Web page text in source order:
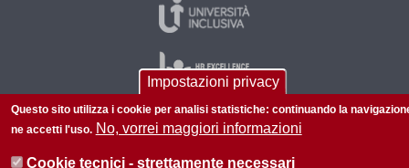
Impostazioni privacy
Questo sito utilizza i cookie per analisi statistiche: continuando la
ne accetti l'uso. No, vorrei maggiori informazioni
Cookie tecnici - strettamente necessari